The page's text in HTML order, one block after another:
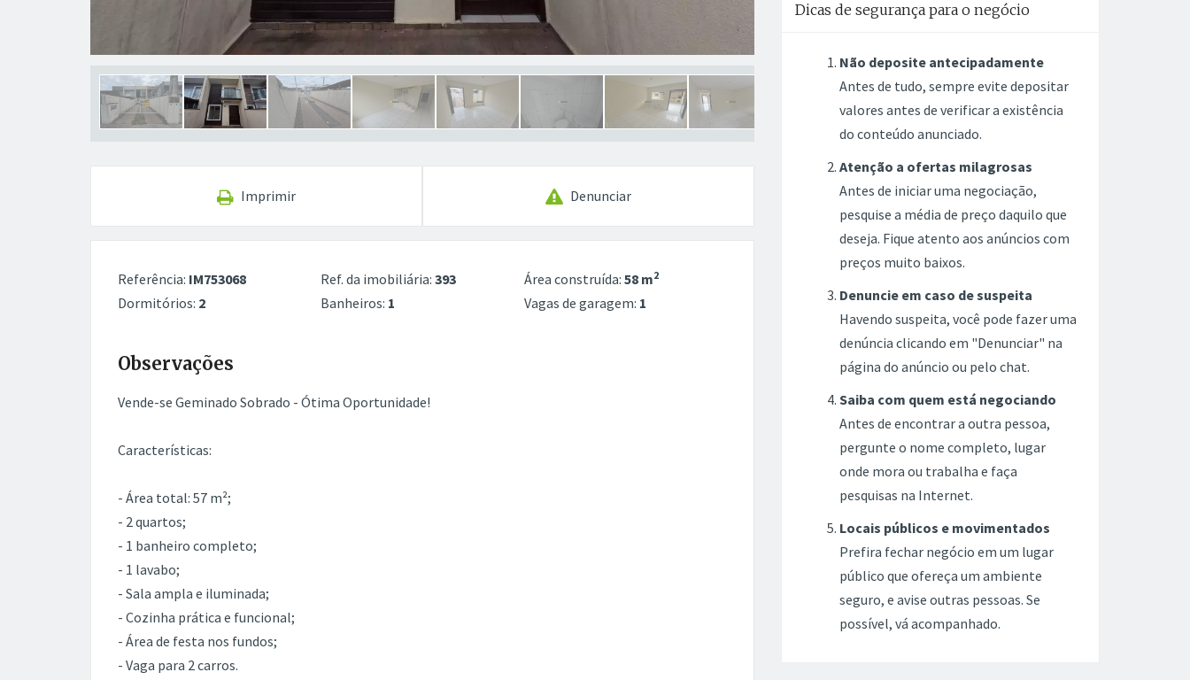
Imprimir Denunciar
Referência: IM753068 Ref. da imobiliária:393 Área construída: 58 m2
Dormitórios: 2 Banheiros: 1 Vagas de garagem: 1
Observações
Vende-se Geminado Sobrado - Ótima Oportunidade!
Características:
- Área total: 57 m²;
- 2 quartos;
- 1 banheiro completo;
- 1 lavabo;
- Sala ampla e iluminada;
- Cozinha prática e funcional;
- Área de festa nos fundos;
- Vaga para 2 carros.
Dicas de segurança para o negócio
Não deposite antecipadamente
Antes de tudo, sempre evite depositar
valores antes de verificar a existência
do conteúdo anunciado.
Atenção a ofertas milagrosas
Antes de iniciar uma negociação,
pesquise a média de preço daquilo que
deseja. Fique atento aos anúncios com
preços muito baixos.
Denuncie em caso de suspeita
Havendo suspeita, você pode fazer uma
denúncia clicando em "Denunciar" na
página do anúncio ou pelo chat.
Saiba com quem está negociando
Antes de encontrar a outra pessoa,
pergunte o nome completo, lugar
onde mora ou trabalha e faça
pesquisas na Internet.
Locais públicos e movimentados
Prefira fechar negócio em um lugar
público que ofereça um ambiente
seguro, e avise outras pessoas. Se
possível, vá acompanhado.